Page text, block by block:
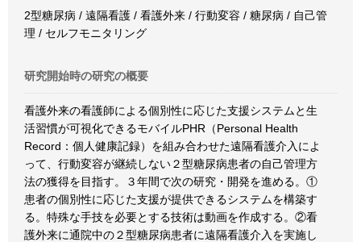
2型糖尿病 / 遠隔看護 / 看護外来 / 行動変容 / 糖尿病 / 自己管
理 / セルフモニタリング
研究開始時の研究の概要
看護外来の看護師による個別性に応じた支援システムと生
活習慣が可視化できるモバイルPHR（Personal Health
Record：個人健康記録）を組み合わせた遠隔看護介入によ
って、行動変容が継続しない２型糖尿病患者の自己管理方
法の獲得を目指す。３年間で次の研究・開発を進める。①
患者の個別性に応じた支援が提供できるシステムを構築す
る。特殊な手技を必要とする技術は動画を作成する。②看
護外来に通院中の２型糖尿病患者に遠隔看護介入を実施し